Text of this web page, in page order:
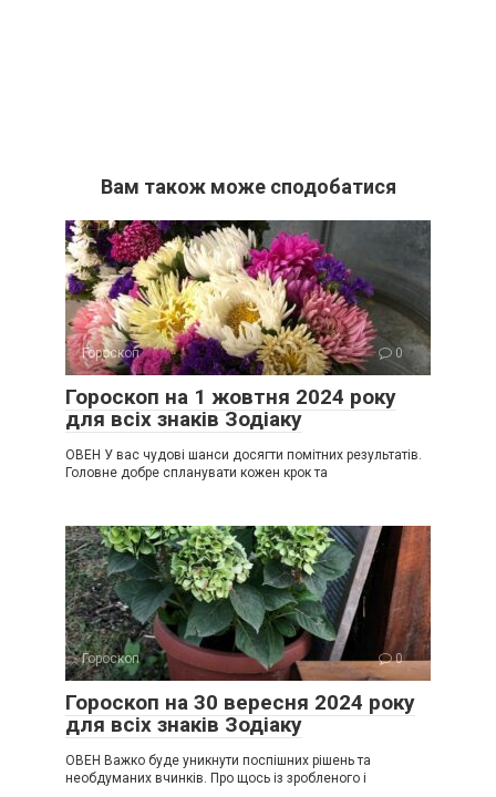
Вам також може сподобатися
Гороскоп 0
Гороскоп на 1 жовтня 2024 року
для всіх знаків Зодіаку
ОВЕН У вас чудові шанси досягти помітних результатів.
Головне добре спланувати кожен крок та
Гороскоп 0
Гороскоп на 30 вересня 2024 року
для всіх знаків Зодіаку
ОВЕН Важко буде уникнути поспішних рішень та
необдуманих вчинків. Про щось із зробленого і